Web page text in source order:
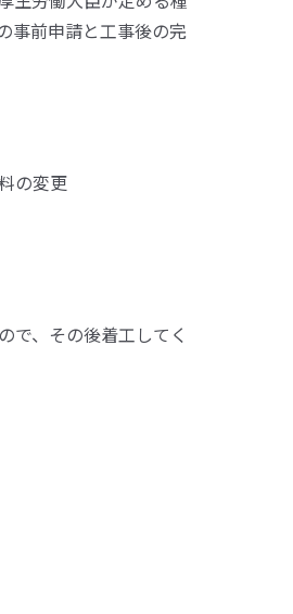
事前申請と工事後の完
の変更
で、その後着工してく